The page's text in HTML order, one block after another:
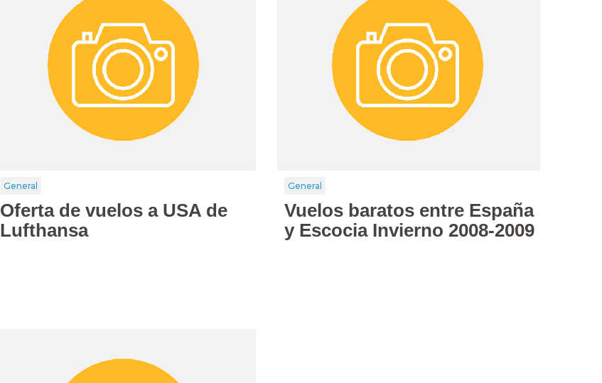
General
Oferta de vuelos a USA de
Lufthansa
General
Vuelos baratos entre España
y Escocia Invierno 2008-2009